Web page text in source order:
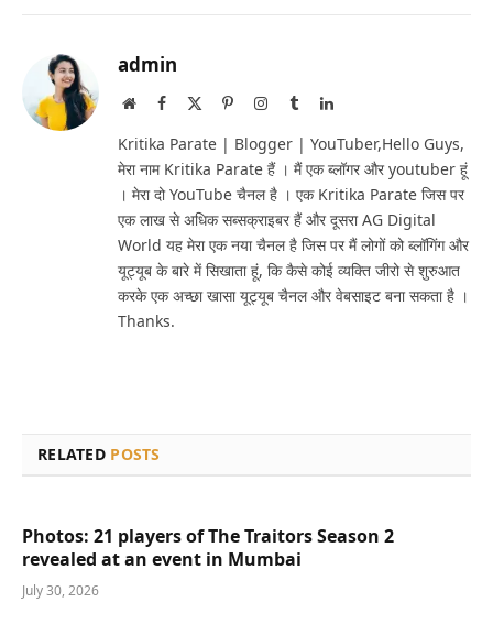
admin
WebsiteFacebook PinterestInstagram
TumblrLinkedIn
Kritika Parate | Blogger | YouTuber,Hello Guys,
मेरा नाम Kritika Parate हैं । मैं एक ब्लॉगर और youtuber हूं
। मेरा दो YouTube चैनल है । एक Kritika Parate जिस पर
एक लाख से अधिक सब्सक्राइबर हैं और दूसरा AG Digital
World यह मेरा एक नया चैनल है जिस पर मैं लोगों को ब्लॉगिंग और
यूट्यूब के बारे में सिखाता हूं, कि कैसे कोई व्यक्ति जीरो से शुरुआत
करके एक अच्छा खासा यूट्यूब चैनल और वेबसाइट बना सकता है ।
Thanks.
RELATED POSTS
Photos: 21 players of The Traitors Season 2
revealed at an event in Mumbai
July 30, 2026